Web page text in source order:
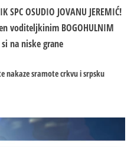
SPC OSUDIO JOVANU JEREMIĆ!
voditeljkinim BOGOHULNIM
na niske grane
nakaze sramote crkvu i srpsku